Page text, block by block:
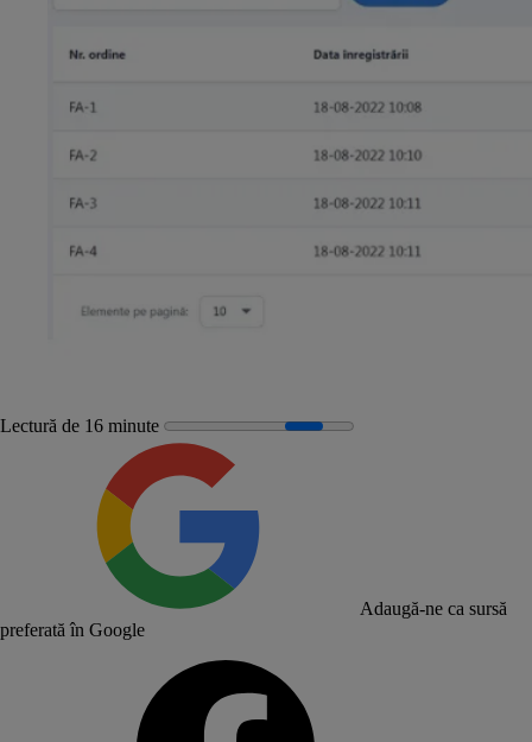
Lectură de 16 minute
Adaugă-ne ca sursă
preferată în Google